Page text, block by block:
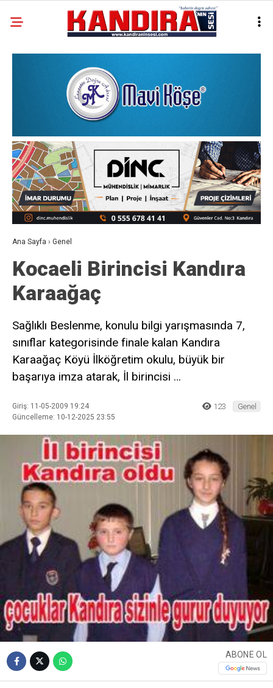
Ana Sayfa › Genel
Kocaeli Birincisi Kandıra
Karaağaç
Sağlıklı Beslenme, konulu bilgi yarışmasında 7,
sınıflar kategorisinde finale kalan Kandıra
Karaağaç Köyü İlköğretim okulu, büyük bir
başarıya imza atarak, İl birincisi …
Giriş: 11-05-2009 19:24
Güncelleme: 10-12-2025 23:55
123 Genel
ABONE OL